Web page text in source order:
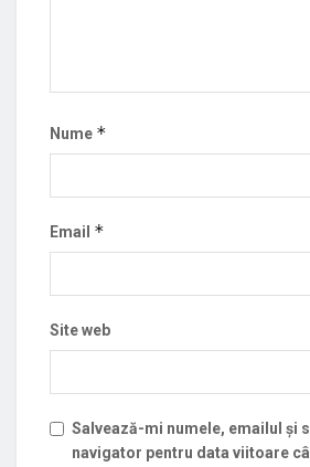
Nume *
Email *
Site web
Salvează-mi numele, emailul și
navigator pentru data viitoare